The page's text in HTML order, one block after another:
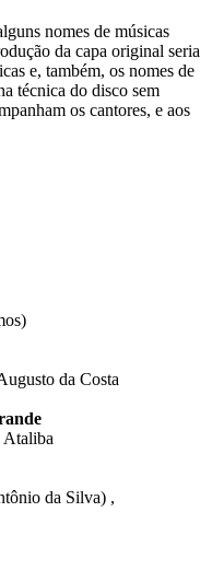
nomes de músicas
da capa original seria
e, também, os nomes de
técnica do disco sem
os cantores, e aos
da Costa
da Silva) ,